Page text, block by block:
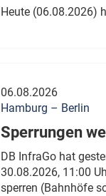
Heute (06.08.2026)
06.08.2026
Hamburg – Berlin
Sperrungen
DB InfraGo hat
30.08.2026, 11:00
sperren (Bahnhöfe